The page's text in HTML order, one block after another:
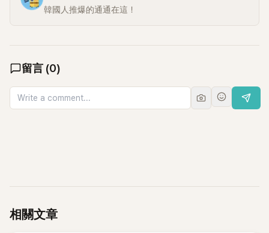
韓國人推爆的通通在這！
留言 (0)
相關文章